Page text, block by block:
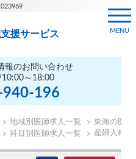
援サービス
報のお問い合わせ
～18:00
196
MENU
地域別医師求人一覧
東海の医師
科目別医師求人一覧 産婦人科の